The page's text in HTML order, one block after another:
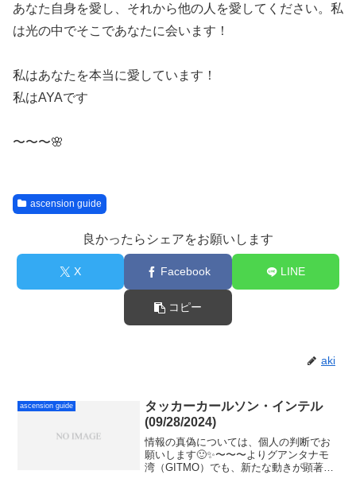
あなた自身を愛し、それから他の人を愛してください。私
は光の中でそこであなたに会います！
私はあなたを本当に愛しています！
私はAYAです
〜〜〜🌸
ascension guide
良かったらシェアをお願いします
X Facebook LINE
コピー
aki
ascension guide
タッカーカールソン・インテル
(09/28/2024)
情報の真偽については、個人の判断でお
願いします🙂✨〜〜〜よりグアンタナモ
湾（GITMO）でも、新たな動きが顕著で